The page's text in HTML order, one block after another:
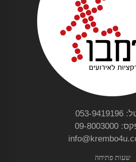
9419196
09-8003000
שעות פתיחה